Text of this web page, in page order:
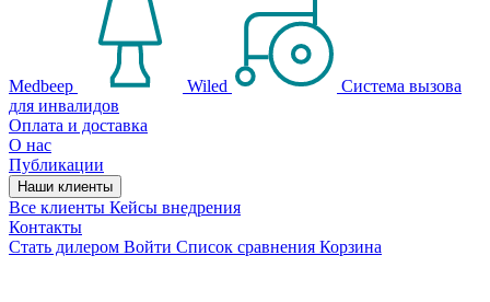
Medbeep Wiled
Система вызова
для инвалидов
Оплата и доставка
О нас
Публикации
Наши клиенты
Все клиенты Кейсы внедрения
Контакты
Стать дилером Войти Список сравнения Корзина